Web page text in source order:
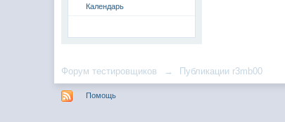
Календарь
Форум тестировщиков → Публикации r3mb00
Помощь